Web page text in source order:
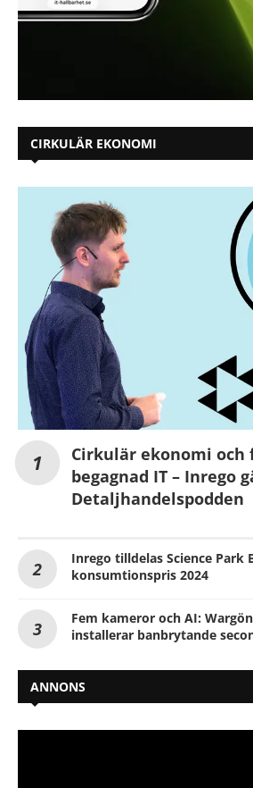
CIRKULÄR EKONOMI
Cirkulär ekonomi
begagnad IT – Inrego
Detaljhandelspodden
Inrego tilldelas Science Park
konsumtionspris 2024
Fem kameror och AI:
installerar banbrytande
ANNONS